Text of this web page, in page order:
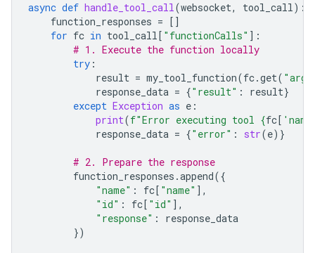
async def handle_tool_call(websocket, tool_call):
function_responses = []
for fc in tool_call[ "functionCalls" ]:
# 1. Execute the function locally
try :
result = my_tool_function(fc.get(
response_data = {"result" : result}
except Exception as e :
print(f"Error executing tool {fc[
response_data = {"error" : str(e)}
# 2. Prepare the response
function_responses .append({
"name" : fc[ "name" ],
"id" : fc[ "id" ],
"response" :
response_data
})